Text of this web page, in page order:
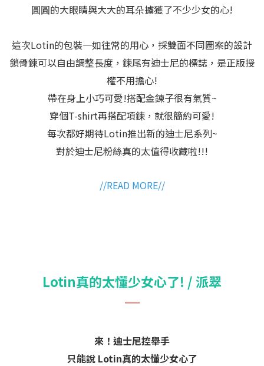
圓圓的大眼睛與大大的耳朵擄獲了不少少女的心!
這次Lotin的包裝一如往常的用心，採雙面不同圖案的設計
鎖骨鍊可以自由調整長度，鍊尾有迪士尼的標誌，是正版授
權不用擔心!
帶在身上小巧可愛!搭配金鍊子很有氣質~
穿個T-shirt再搭配項鍊，就很簡約可愛!
每次都好期待Lotin推出新的迪士尼系列~
對於迪士尼粉絲真的太值得收藏啦!!!
//READ MORE//
Lotin真的太懂少女心了! / 派翠
來！迪士尼控舉手
只能說 Lotin真的太懂少女心了